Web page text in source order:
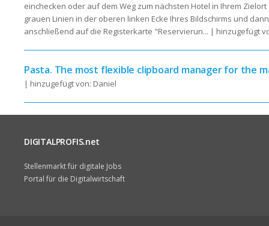
einchecken oder auf dem Weg zum nächsten Hotel in Ihrem
grauen Linien in der oberen linken Ecke Ihres Bildschirms und
anschließend auf die Registerkarte "Reservierun... | hinzugefügt
Pasta. The most flexible clipboard manager for the
| hinzugefügt von: Daniel
DIGITALPROFIS.net
Stellenmarkt für digitale Jobs
Portal für die Digitalwirtschaft